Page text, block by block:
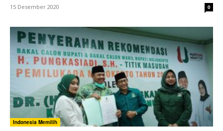
15 Desember 2020 0
Indonesia Memilih